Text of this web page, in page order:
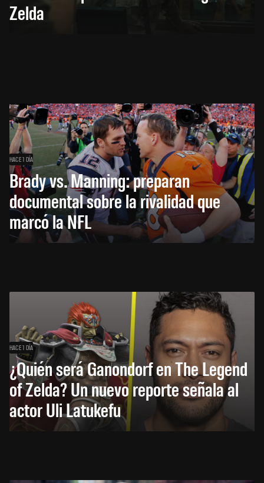
Zelda
HACE 1 DÍA
Brady vs. Manning: preparan
documental sobre la rivalidad que
marcó la NFL
HACE 1 DÍA
¿Quién será Ganondorf en The Legend
of Zelda? Un nuevo reporte señala al
actor Uli Latukefu